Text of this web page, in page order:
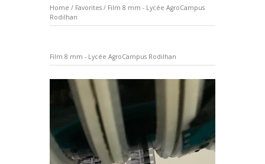
Home / Favorites / Film 8 mm - Lycée AgroCampus
Rodilhan
Film 8 mm - Lycée AgroCampus Rodilhan